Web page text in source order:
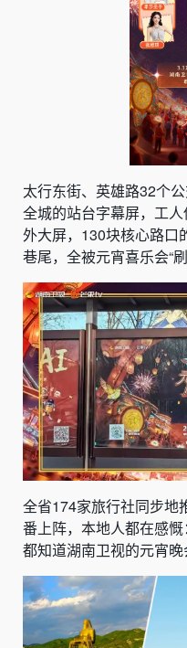
太行东街、英雄路32个
全城的站台字幕屏，工
外大屏，130块核心路
巷尾，全被元宵喜乐会“刷
全省174家旅行社同步地
番上阵，本地人都在感
都知道湖南卫视的元宵